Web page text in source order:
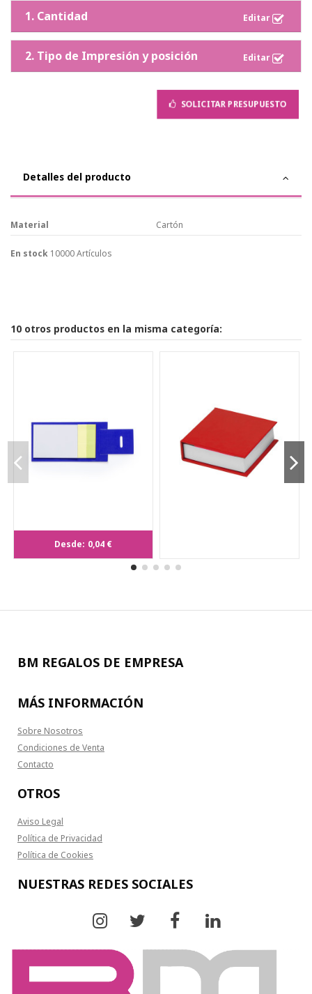
1. Cantidad
2. Tipo de Impresión y posición
SOLICITAR PRESUPUESTO
Detalles del producto
Material Cartón
En stock 10000 Artículos
10 otros productos en la misma categoría:
Desde: 0,04 €
BM REGALOS DE EMPRESA
MÁS INFORMACIÓN
Sobre Nosotros
Condiciones de Venta
Contacto
OTROS
Aviso Legal
Política de Privacidad
Política de Cookies
NUESTRAS REDES SOCIALES